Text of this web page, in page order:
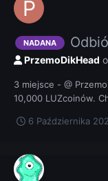
NADANA
PrzemoDikHead
3 miejsce - @
10,000 LUZcoinów.
6 Października